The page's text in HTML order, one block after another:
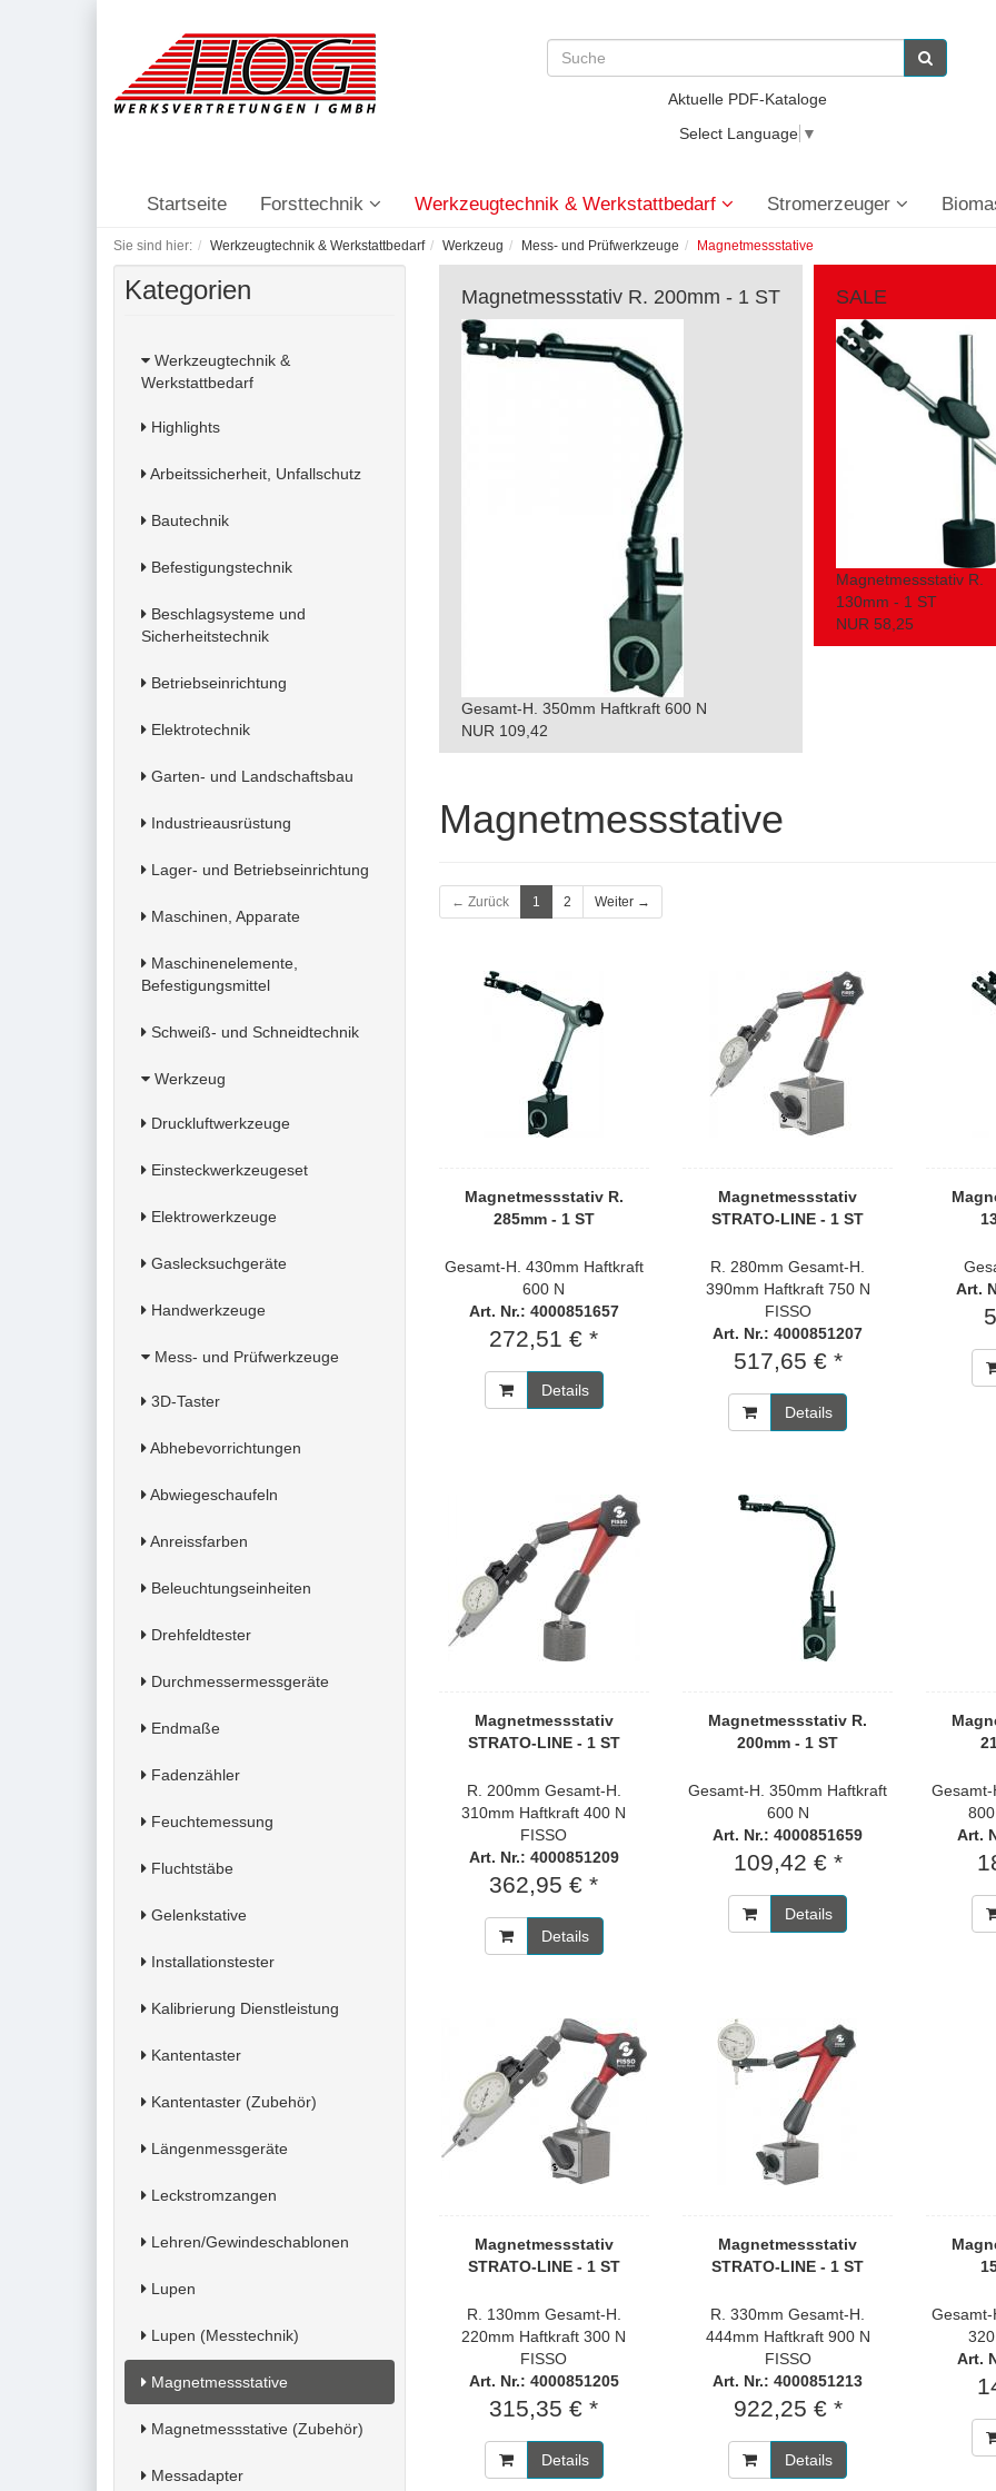
Aktuelle PDF-Kataloge
Select Language ▼
Startseite Forsttechnik Werkzeugtechnik & Werkstattbedarf Stromerzeuger
Sie sind hier: Werkzeugtechnik & Werkstattbedarf Werkzeug Mess- und Prüfwerkzeuge Magnetmessstative
Kategorien
Werkzeugtechnik &
Werkstattbedarf
Highlights
Arbeitssicherheit, Unfallschutz
Bautechnik
Befestigungstechnik
Beschlagsysteme und
Sicherheitstechnik
Betriebseinrichtung
Elektrotechnik
Garten- und Landschaftsbau
Industrieausrüstung
Lager- und Betriebseinrichtung
Maschinen, Apparate
Maschinenelemente,
Befestigungsmittel
Schweiß- und Schneidtechnik
Werkzeug
Druckluftwerkzeuge
Einsteckwerkzeugeset
Elektrowerkzeuge
Gaslecksuchgeräte
Handwerkzeuge
Mess- und Prüfwerkzeuge
3D-Taster
Abhebevorrichtungen
Abwiegeschaufeln
Anreissfarben
Beleuchtungseinheiten
Drehfeldtester
Durchmessermessgeräte
Endmaße
Fadenzähler
Feuchtemessung
Fluchtstäbe
Gelenkstative
Installationstester
Kalibrierung Dienstleistung
Kantentaster
Kantentaster (Zubehör)
Längenmessgeräte
Leckstromzangen
Lehren/Gewindeschablonen
Lupen
Lupen (Messtechnik)
Magnetmessstative
Magnetmessstative (Zubehör)
Messadapter
Magnetmessstativ R. 200mm - 1 ST
Gesamt-H. 350mm Haftkraft 600 N
NUR 109,42
SALE
Magnetmessstativ R.
130mm - 1 ST
NUR 58,25
Magnetmessstative
← Zurück 1 2 Weiter →
Magnetmessstativ R.
285mm - 1 ST
Gesamt-H. 430mm Haftkraft
600 N
Art. Nr.: 4000851657
272,51 € *
Details
Magnetmessstativ
STRATO-LINE - 1 ST
R. 280mm Gesamt-H.
390mm Haftkraft 750 N
FISSO
Art. Nr.: 4000851207
517,65 € *
Details
Art.
Magnetmessstativ
STRATO-LINE - 1 ST
R. 200mm Gesamt-H.
310mm Haftkraft 400 N
FISSO
Art. Nr.: 4000851209
362,95 € *
Details
Magnetmessstativ R.
200mm - 1 ST
Gesamt-H. 350mm Haftkraft
600 N
Art. Nr.: 4000851659
109,42 € *
Details
Art.
Magnetmessstativ
STRATO-LINE - 1 ST
R. 130mm Gesamt-H.
220mm Haftkraft 300 N
FISSO
Art. Nr.: 4000851205
315,35 € *
Details
Magnetmessstativ
STRATO-LINE - 1 ST
R. 330mm Gesamt-H.
444mm Haftkraft 900 N
FISSO
Art. Nr.: 4000851213
922,25 € *
Details
Art.